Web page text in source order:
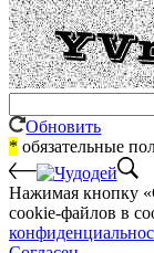
Обновить
* обязательные
Нажимая кнопку
cookie-файлов в